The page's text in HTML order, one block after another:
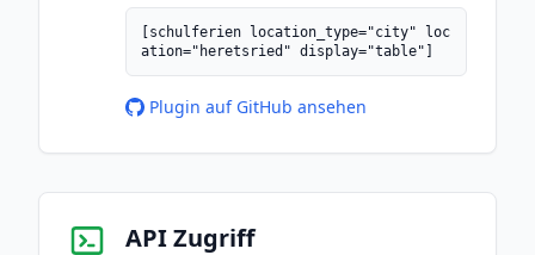
[schulferien location_type="city" loc
ation="heretsried" display="table"]
Plugin auf GitHub ansehen
API Zugriff